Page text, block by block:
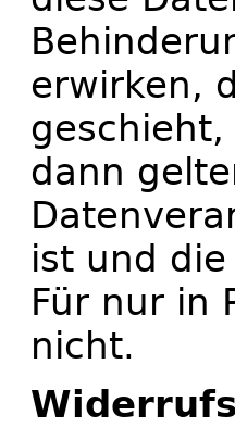
erwirken,
dann
ist und
Für nur in
nicht.